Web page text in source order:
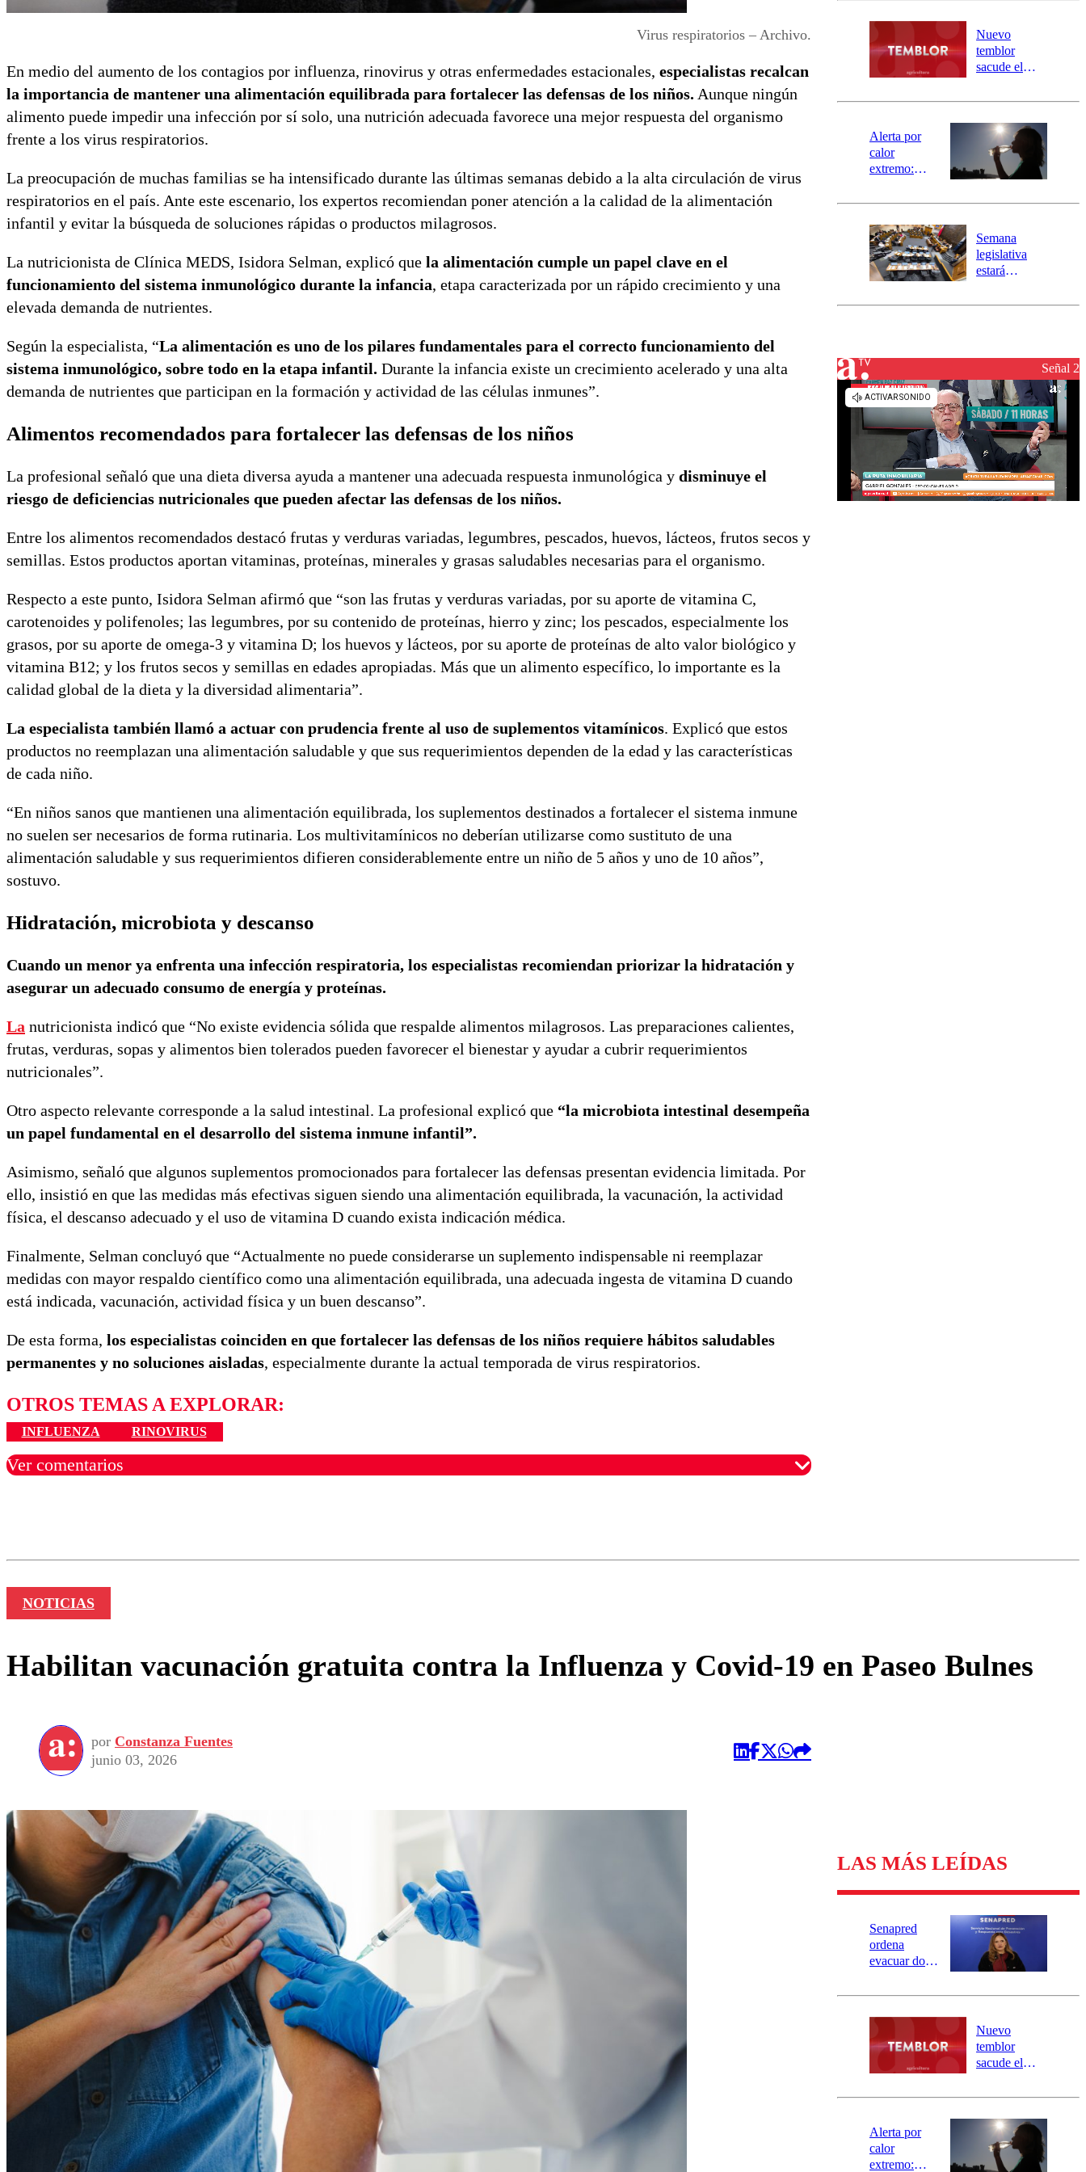
Virus respiratorios – Archivo.
En medio del aumento de los contagios por influenza, rinovirus y otras enfermedades estacionales, especialistas recalcan
la importancia de mantener una alimentación equilibrada para fortalecer las defensas de los niños. Aunque ningún
alimento puede impedir una infección por sí solo, una nutrición adecuada favorece una mejor respuesta del organismo
frente a los virus respiratorios.
La preocupación de muchas familias se ha intensificado durante las últimas semanas debido a la alta circulación de virus
respiratorios en el país. Ante este escenario, los expertos recomiendan poner atención a la calidad de la alimentación
infantil y evitar la búsqueda de soluciones rápidas o productos milagrosos.
La nutricionista de Clínica MEDS, Isidora Selman, explicó que la alimentación cumple un papel clave en el
funcionamiento del sistema inmunológico durante la infancia, etapa caracterizada por un rápido crecimiento y una
elevada demanda de nutrientes.
Según la especialista, “La alimentación es uno de los pilares fundamentales para el correcto funcionamiento del
sistema inmunológico, sobre todo en la etapa infantil. Durante la infancia existe un crecimiento acelerado y una alta
demanda de nutrientes que participan en la formación y actividad de las células inmunes”.
Alimentos recomendados para fortalecer las defensas de los niños
La profesional señaló que una dieta diversa ayuda a mantener una adecuada respuesta inmunológica y disminuye el
riesgo de deficiencias nutricionales que pueden afectar las defensas de los niños.
Entre los alimentos recomendados destacó frutas y verduras variadas, legumbres, pescados, huevos, lácteos, frutos secos y
semillas. Estos productos aportan vitaminas, proteínas, minerales y grasas saludables necesarias para el organismo.
Respecto a este punto, Isidora Selman afirmó que “son las frutas y verduras variadas, por su aporte de vitamina C,
carotenoides y polifenoles; las legumbres, por su contenido de proteínas, hierro y zinc; los pescados, especialmente los
grasos, por su aporte de omega-3 y vitamina D; los huevos y lácteos, por su aporte de proteínas de alto valor biológico y
vitamina B12; y los frutos secos y semillas en edades apropiadas. Más que un alimento específico, lo importante es la
calidad global de la dieta y la diversidad alimentaria”.
La especialista también llamó a actuar con prudencia frente al uso de suplementos vitamínicos. Explicó que estos
productos no reemplazan una alimentación saludable y que sus requerimientos dependen de la edad y las características
de cada niño.
“En niños sanos que mantienen una alimentación equilibrada, los suplementos destinados a fortalecer el sistema inmune
no suelen ser necesarios de forma rutinaria. Los multivitamínicos no deberían utilizarse como sustituto de una
alimentación saludable y sus requerimientos difieren considerablemente entre un niño de 5 años y uno de 10 años”,
sostuvo.
Hidratación, microbiota y descanso
Cuando un menor ya enfrenta una infección respiratoria, los especialistas recomiendan priorizar la hidratación y
asegurar un adecuado consumo de energía y proteínas.
La nutricionista indicó que “No existe evidencia sólida que respalde alimentos milagrosos. Las preparaciones calientes,
frutas, verduras, sopas y alimentos bien tolerados pueden favorecer el bienestar y ayudar a cubrir requerimientos
nutricionales”.
Otro aspecto relevante corresponde a la salud intestinal. La profesional explicó que “la microbiota intestinal desempeña
un papel fundamental en el desarrollo del sistema inmune infantil”.
Asimismo, señaló que algunos suplementos promocionados para fortalecer las defensas presentan evidencia limitada. Por
ello, insistió en que las medidas más efectivas siguen siendo una alimentación equilibrada, la vacunación, la actividad
física, el descanso adecuado y el uso de vitamina D cuando exista indicación médica.
Finalmente, Selman concluyó que “Actualmente no puede considerarse un suplemento indispensable ni reemplazar
medidas con mayor respaldo científico como una alimentación equilibrada, una adecuada ingesta de vitamina D cuando
está indicada, vacunación, actividad física y un buen descanso”.
De esta forma, los especialistas coinciden en que fortalecer las defensas de los niños requiere hábitos saludables
permanentes y no soluciones aisladas, especialmente durante la actual temporada de virus respiratorios.
OTROS TEMAS A EXPLORAR:
INFLUENZA RINOVIRUS
Ver comentarios
río Damas:
activa
mensajería
SAE
Nuevo
temblor
sacude el
revisa la
epicentro
Alerta por
calor
extremo:
activa Alerta
Preventiva en
tres comunas
Semana
legislativa
estará
el fin de la
reconstrucciónSeñal 2
NOTICIAS
Habilitan vacunación gratuita contra la Influenza y Covid-19 en Paseo Bulnes
por Constanza Fuentes
junio 03, 2026
LAS MÁS LEÍDAS
Senapred
ordena
evacuar dos
Carahue por
río Damas:
activa
mensajería
SAE
Nuevo
temblor
sacude el
revisa la
epicentro
Alerta por
calor
extremo: